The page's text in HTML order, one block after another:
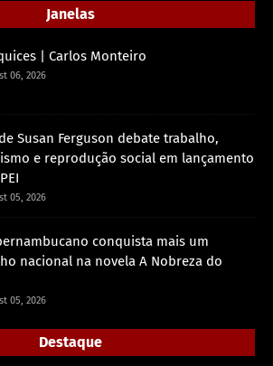
Janelas
| Carlos Monteiro
06, 2026
Susan Ferguson debate trabalho,
e reprodução social em lançamento
05, 2026
conquista mais um
nacional na novela A Nobreza do
05, 2026
Destaque